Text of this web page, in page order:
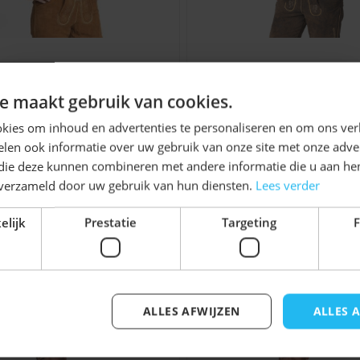
Groen Geblokt
€ 19,99 € 24,99
iets voor u zijn!
met de tabtoets. U kunt de carrousel overslaan
maakt gebruik van cookies.
om inhoud en advertenties te personaliseren en om ons
ook informatie over uw gebruik van onze site met onze
deze kunnen combineren met andere informatie die u aan
door uw gebruik van hun diensten. Lees verder
Prestatie Targeting
ALLES
ALLES AFWIJZEN
Ontvang5%
KORTING!
Schrijf je nu in voor de nieuwsbrief en ontvang toegang
tot exclusieve kortingen!
Voor- en achternaam
Inschrijven